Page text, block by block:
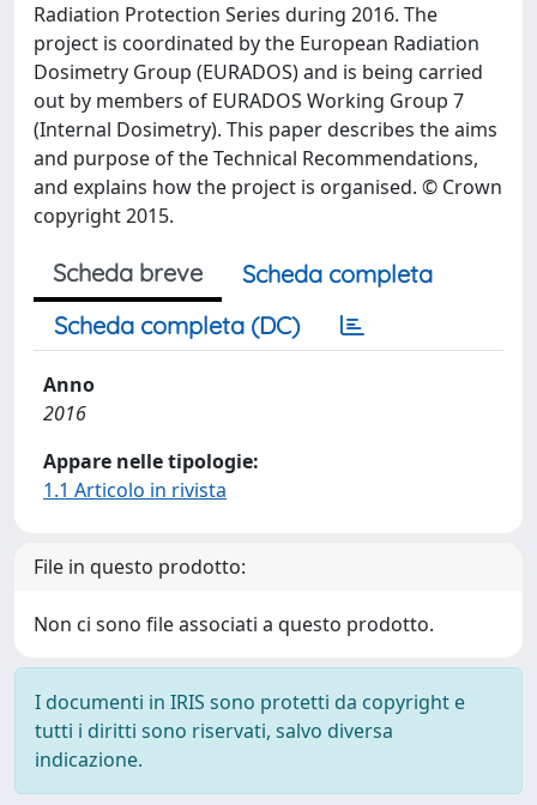
Radiation Protection Series during 2016. The
project is coordinated by the European Radiation
Dosimetry Group (EURADOS) and is being carried
out by members of EURADOS Working Group 7
(Internal Dosimetry). This paper describes the aims
and purpose of the Technical Recommendations,
and explains how the project is organised. © Crown
copyright 2015.
Scheda breve
Scheda completa
Scheda completa (DC)
Anno
2016
Appare nelle tipologie:
1.1 Articolo in rivista
File in questo prodotto:
Non ci sono file associati a questo prodotto.
I documenti in IRIS sono protetti da copyright e
tutti i diritti sono riservati, salvo diversa
indicazione.